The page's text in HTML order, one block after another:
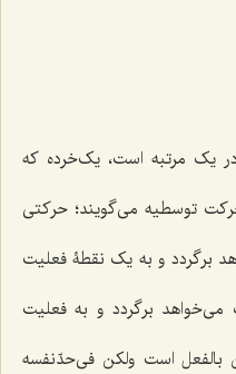
یک مرتبه است، یک‌خرده که
توسطیه می‌گویند؛ حرکتی
برگردد و به یک نقطۀ فعلیت
برگردد و به فعلیت
بالفعل است ولکن فی‌حدّنفسه